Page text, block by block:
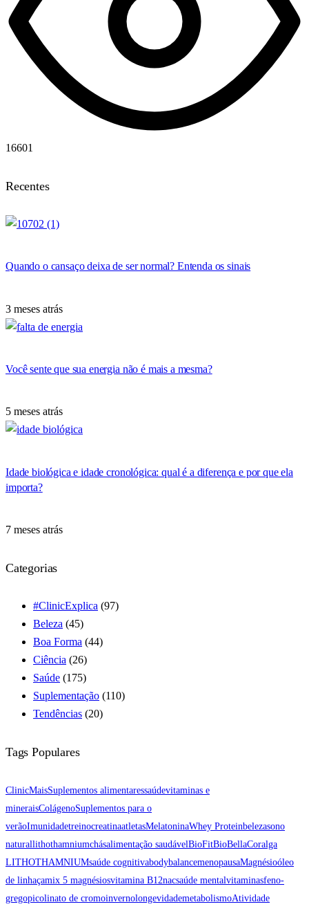
16601
Recentes
Quando o cansaço deixa de ser normal? Entenda os sinais
3 meses atrás
Você sente que sua energia não é mais a mesma?
5 meses atrás
Idade biológica e idade cronológica: qual é a diferença e por que ela
importa?
7 meses atrás
Categorias
#ClinicExplica (97)
Beleza (45)
Boa Forma (44)
Ciência (26)
Saúde (175)
Suplementação (110)
Tendências (20)
Tags Populares
ClinicMaisSuplementos alimentaressaúdevitaminas e
mineraisColágenoSuplementos para o
verãoImunidadetreinocreatinaatletasMelatoninaWhey Proteinbelezasono
naturallithothamniumchásalimentação saudávelBioFitBioBellaCoralga
LITHOTHAMNIUMsaúde cognitivabodybalancemenopausaMagnésioóleo
de linhaçamix 5 magnésiosvitamina B12nacsaúde mentalvitaminasfeno-
gregopicolinato de cromoinvernolongevidademetabolismoAtividade